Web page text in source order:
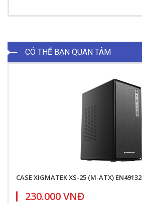
CÓ THỂ BẠN QUAN TÂM
CASE XIGMATEK XS-25 (M-ATX) EN49132
230.000 VNĐ